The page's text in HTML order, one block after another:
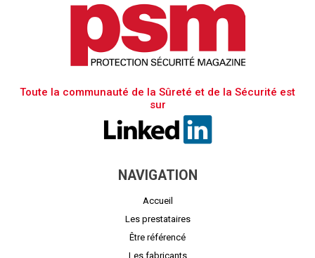
Toute la communauté de la Sûreté et de la Sécurité est
sur
NAVIGATION
Accueil
Les prestataires
Être référencé
Les fabricants